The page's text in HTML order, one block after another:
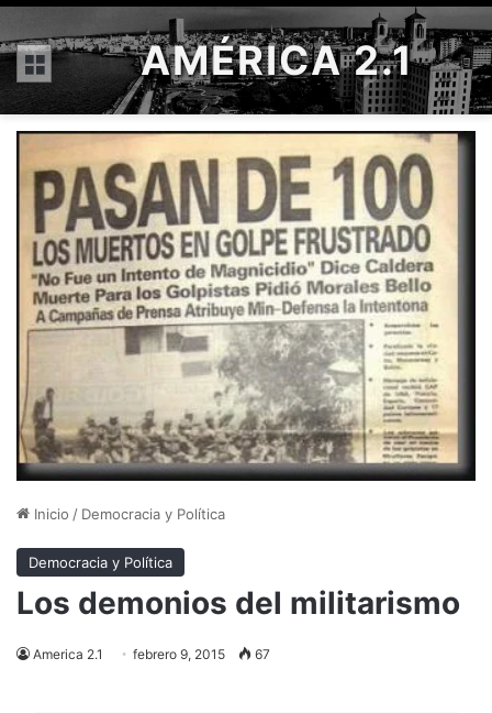
Menú AMÉRICA 2.1
Inicio / Democracia y Política
Democracia y Política
Los demonios del militarismo
America 2.1 febrero 9, 2015 67